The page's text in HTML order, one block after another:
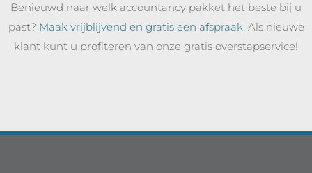
Benieuwd naar welk accountancy pakket het beste bij u
past? Maak vrijblijvend en gratis een afspraak. Als nieuwe
klant kunt u profiteren van onze gratis overstapservice!